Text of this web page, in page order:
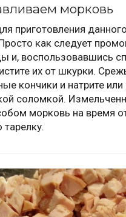
морковь
приготовления
как следует
и, воспользовавшись
их от шкурки.
кончики и натрите или
соломкой.
морковь на время